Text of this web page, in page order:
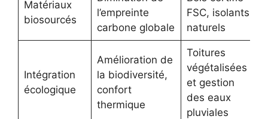
Matériaux
biosourcés
l’empreinte
carbone globale
FSC, isolants
naturels
Intégration
écologique
Amélioration de
la biodiversité,
confort
thermique
Toitures
végétalisées
et gestion
des eaux
pluviales